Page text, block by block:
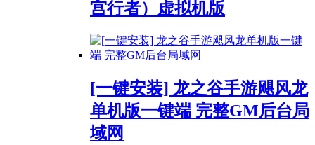
宫行者）虚拟机版
[一键安装] 龙之谷手游飓风龙
单机版一键端 完整GM后台局
域网